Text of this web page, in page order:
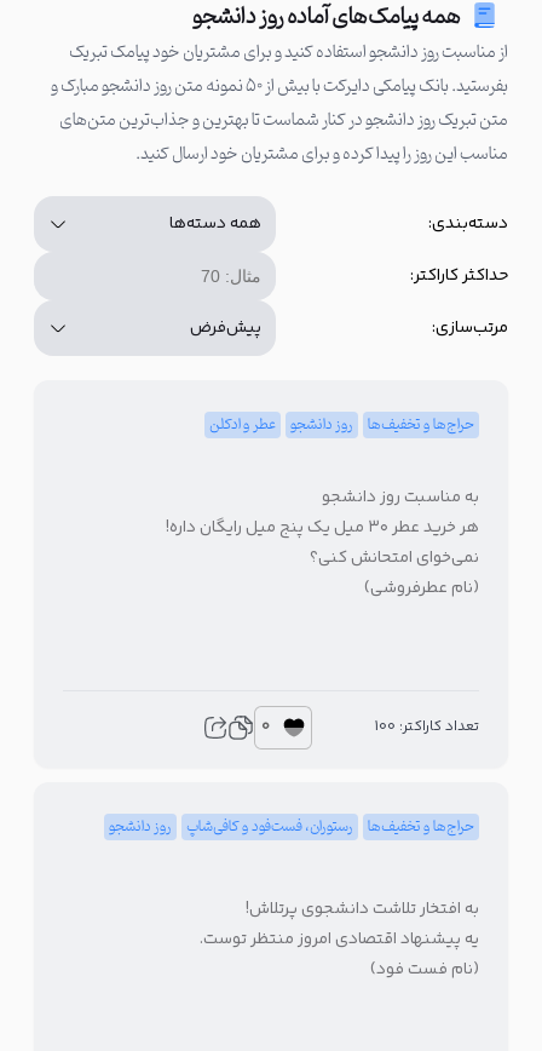
همه پیامک‌های آماده روز دانشجو
از مناسبت روز دانشجو استفاده کنید و برای مشتریان خود پیامک تبریک
بفرستید. بانک پیامکی دایرکت با بیش از ۵۰ نمونه متن روز دانشجو مبارک و
متن تبریک روز دانشجو در کنار شماست تا بهترین و جذاب‌ترین متن‌های
مناسب این روز را پیدا کرده و برای مشتریان خود ارسال کنید.
دسته‌بندی:
حداکثر کاراکتر:
مرتب‌سازی:
حراج‌ها و تخفیف‌ها روز دانشجو عطر و ادکلن
به مناسبت روز دانشجو
هر خرید عطر ۳۰ میل یک پنج میل رایگان داره!
نمی‌خوای امتحانش کنی؟
(نام عطرفروشی)
تعداد کاراکتر: 100 0
حراج‌ها و تخفیف‌ها رستوران، فست‌فود و کافی‌شاپ روز دانشجو
به افتخار تلاشت دانشجوی پرتلاش!
یه پیشنهاد اقتصادی امروز منتظر توست.
(نام فست فود)